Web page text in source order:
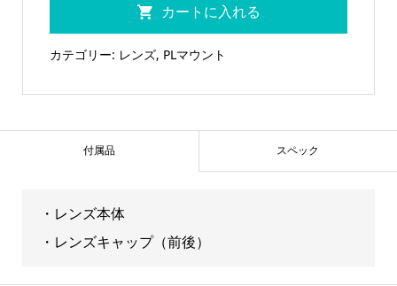
カートに入れる
カテゴリー: レンズ, PLマウント
付属品 スペック
・レンズ本体
・レンズキャップ（前後）